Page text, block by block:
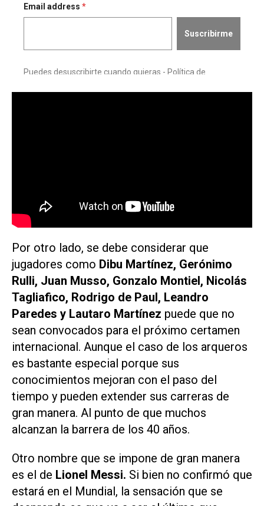
Por otro lado, se debe considerar que
jugadores como Dibu Martínez, Gerónimo
Rulli, Juan Musso, Gonzalo Montiel, Nicolás
Tagliafico, Rodrigo de Paul, Leandro
Paredes y Lautaro Martínez puede que no
sean convocados para el próximo certamen
internacional. Aunque el caso de los arqueros
es bastante especial porque sus
conocimientos mejoran con el paso del
tiempo y pueden extender sus carreras de
gran manera. Al punto de que muchos
alcanzan la barrera de los 40 años.
Otro nombre que se impone de gran manera
es el de Lionel Messi. Si bien no confirmó que
estará en el Mundial, la sensación que se